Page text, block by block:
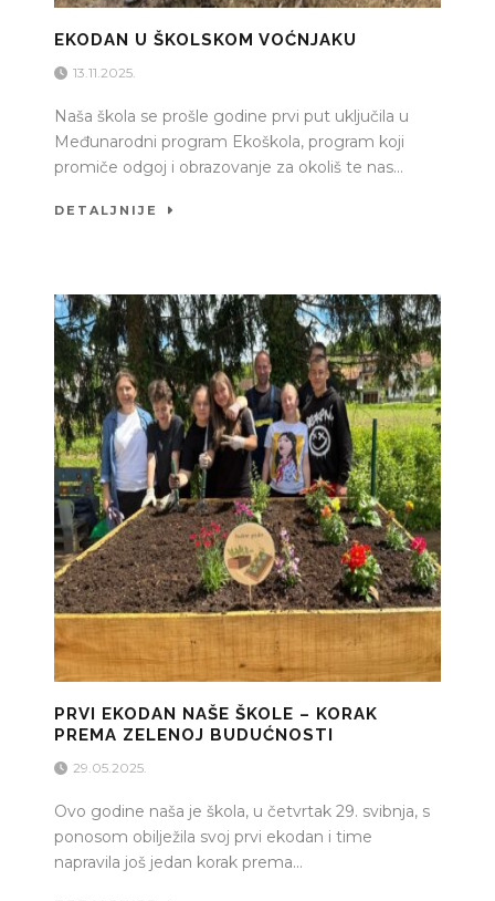
EKODAN U ŠKOLSKOM VOĆNJAKU
13.11.2025.
Naša škola se prošle godine prvi put uključila u
Međunarodni program Ekoškola, program koji
promiče odgoj i obrazovanje za okoliš te nas...
DETALJNIJE
PRVI EKODAN NAŠE ŠKOLE – KORAK
PREMA ZELENOJ BUDUĆNOSTI
29.05.2025.
Ovo godine naša je škola, u četvrtak 29. svibnja, s
ponosom obilježila svoj prvi ekodan i time
napravila još jedan korak prema...